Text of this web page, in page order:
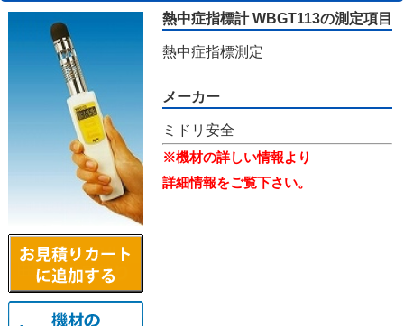
熱中症指標計 WBGT113の測定項目
熱中症指標測定
メーカー
ミドリ安全
※機材の詳しい情報より
詳細情報をご覧下さい。